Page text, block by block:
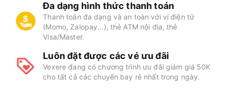
Đa dạng hình thức thanh toán
Thanh toán đa dạng và an toàn với ví điện tử
(Momo, Zalopay...), thẻ ATM nội địa, thẻ
Visa/Master.
Luôn đặt được các vé ưu đãi
Vexere đang có chương trình ưu đãi giảm giá 50K
cho tất cả các chuyến bay rẻ nhất trong ngày.